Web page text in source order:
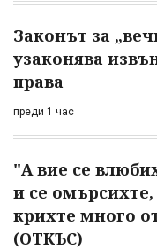
Законът за
узаконява
права
преди 1 час
"А вие се
и се
крихте много
(ОТКЪС)